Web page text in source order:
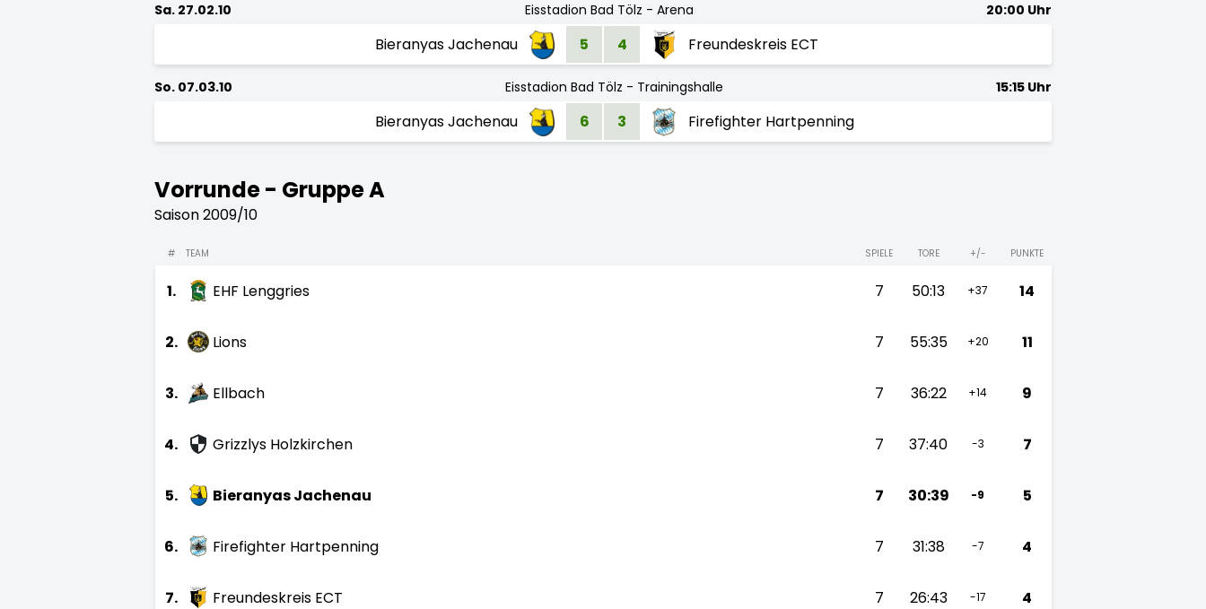
Sa. 27.02.10 Eisstadion Bad Tölz - Arena 20:00 Uhr
Bieranyas Jachenau 5 4 Freundeskreis ECT
So. 07.03.10 Eisstadion Bad Tölz - Trainingshalle 15:15 Uhr
Bieranyas Jachenau 6 3 Firefighter Hartpenning
Vorrunde - Gruppe A
Saison 2009/10
# TEAM SPIELE TORE +/- PUNKTE
1. EHF Lenggries 7 50:13 +37 14
2. Lions 7 55:35 +20 11
3. Ellbach 7 36:22 +14 9
4. Grizzlys Holzkirchen 7 37:40 -3 7
5. Bieranyas Jachenau 7 30:39 -9 5
6. Firefighter Hartpenning 7 31:38 -7 4
7. Freundeskreis ECT 7 26:43 -17 4